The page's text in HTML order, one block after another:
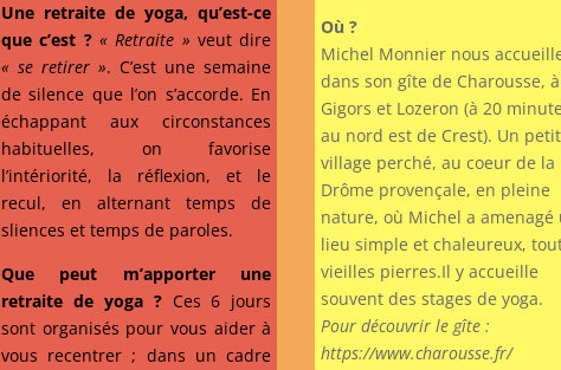
Une retraite de yoga, qu’est-ce
que c’est ? « Retraite » veut dire
« se retirer ». C’est une semaine
de silence que l’on s’accorde. En
échappant aux circonstances
habituelles, on favorise
l’intériorité, la réflexion, et le
recul, en alternant temps de
sliences et temps de paroles.
Que peut m’apporter une
retraite de yoga ? Ces 6 jours
sont organisés pour vous aider à
vous recentrer ; dans un cadre
Où ?
Michel Monnier nous
dans son gîte de Charousse, à
Gigors et Lozeron (à 20
au nord est de Crest). Un petit
village perché, au coeur de la
Drôme provençale, en pleine
nature, où Michel a amenagé
lieu simple et chaleureux,
vieilles pierres.Il y accueille
souvent des stages de yoga.
Pour découvrir le gîte :
https://www.charousse.fr/